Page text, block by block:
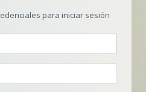
para iniciar sesión